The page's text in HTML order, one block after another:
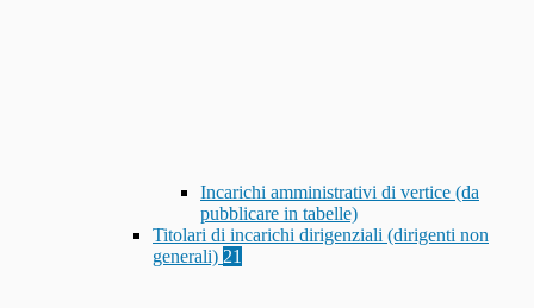
Incarichi amministrativi di vertice (da
pubblicare in tabelle)
Titolari di incarichi dirigenziali (dirigenti non
generali) 21